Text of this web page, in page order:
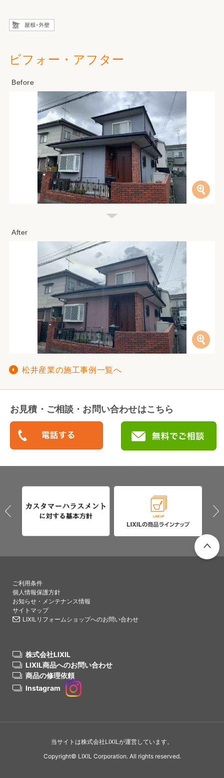
ビフォー・アフター
松井産業の施工事例一覧へ
お見積・ご相談・お問い合わせはこちら
ご利用条件
個人情報保護方針
お知らせ・メンテナンス情報
サイトマップ
LIXILリフォームショップへのお問い合わせ
株式会社LIXIL
LIXIL商品へのお問い合わせ
商品の修理依頼
Instagram
当サイトは株式会社LIXILが運営しています。
Copyright© LIXIL Corporation. All rights reserved.